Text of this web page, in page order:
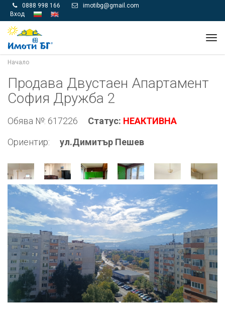
 0888 998 166 
imotibg@gmail.com
Вход
Начало
Продава Двустаен Апартамент
София Дружба 2
Обява №: 617226 Статус: НЕАКТИВНА
Ориентир:
ул.Димитър Пешев